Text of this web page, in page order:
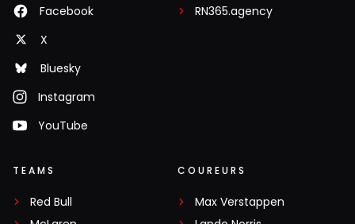
Facebook
X
Bluesky
Instagram
YouTube
RN365.agency
TEAMS
Red Bull
COUREURS
Max Verstappen